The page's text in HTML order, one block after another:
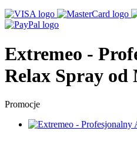
Extremeo -
Relax Spray
Promocje